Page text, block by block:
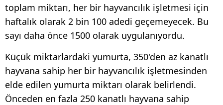
toplam miktarı, her bir hayvancılık işletmesi için
haftalık olarak 2 bin 100 adedi geçemeyecek. Bu
sayı daha önce 1500 olarak uygulanıyordu.
Küçük miktarlardaki yumurta, 350'den az kanatlı
hayvana sahip her bir hayvancılık işletmesinden
elde edilen yumurta miktarı olarak belirlendi.
Önceden en fazla 250 kanatlı hayvana sahip